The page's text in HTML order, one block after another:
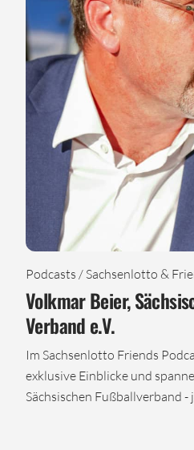
Podcasts / Sachsenlotto &
Volkmar Beier,
Verband e.V.
Im Sachsenlotto Friends
exklusive Einblicke und
Sächsischen Fußballverband